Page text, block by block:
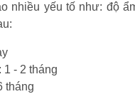
nhiều yếu tố như: độ
- 2 tháng
tháng